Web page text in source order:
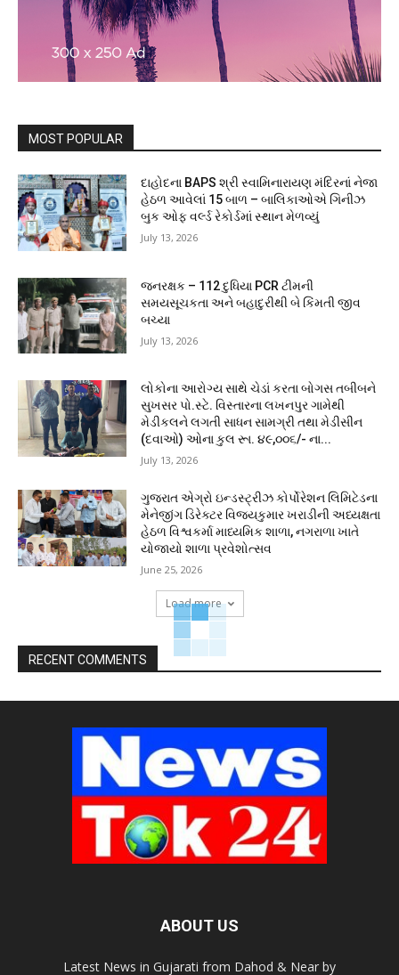
MOST POPULAR
દાહોદના BAPS શ્રી સ્વામિનારાયણ મંદિરનાં નેજા
હેઠળ આવેલાં 15 બાળ – બાલિકાઓએ ગિનીઝ
બુક ઓફ વર્લ્ડ રેકોર્ડમાં સ્થાન મેળવ્યું
July 13, 2026
જનરક્ષક – 112 દુધિયા PCR ટીમની
સમયસૂચકતા અને બહાદુરીથી બે કિંમતી જીવ
બચ્યા
July 13, 2026
લોકોના આરોગ્ય સાથે ચેડાં કરતા બોગસ તબીબને
સુખસર પો.સ્ટે. વિસ્તારના લખનપુર ગામેથી
મેડીકલને લગતી સાધન સામગ્રી તથા મેડીસીન
(દવાઓ) ઓના કુલ રૂા. ૪૯,૦૦૬/- ના...
July 13, 2026
ગુજરાત એગ્રો ઇન્ડસ્ટ્રીઝ કોર્પોરેશન લિમિટેડના
મેનેજીંગ ડિરેક્ટર વિજયકુમાર ખરાડીની અધ્યક્ષતા
હેઠળ વિશ્વકર્મા માધ્યમિક શાળા, નગરાળા ખાતે
યોજાયો શાળા પ્રવેશોત્સવ
June 25, 2026
Load more
RECENT COMMENTS
ABOUT US
Latest News in Gujarati from Dahod & Near by